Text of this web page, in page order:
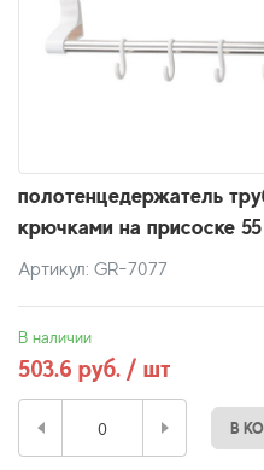
полотенцедержатель
крючками на присоске
Артикул: GR-7077
В наличии
503.6 руб. / шт
В